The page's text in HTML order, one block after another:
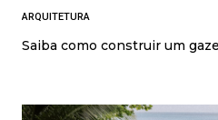
ARQUITETURA
Saiba como construir um